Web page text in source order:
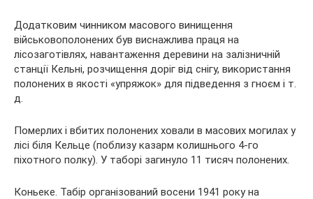
Додатковим чинником масового винищення
військовополонених був виснажлива праця на
лісозаготівлях, навантаження деревини на залізничній
станції Кельні, розчищення доріг від снігу, використання
полонених в якості «упряжок» для підведення з гноєм і т.
д.
Померлих і вбитих полонених ховали в масових могилах у
лісі біля Кельце (поблизу казарм колишнього 4-го
піхотного полку). У таборі загинуло 11 тисяч полонених.
Коньеке. Табір організований восени 1941 року на